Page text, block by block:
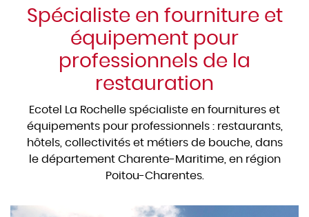
Spécialiste en fourniture et
équipement pour
professionnels de la
restauration
Ecotel La Rochelle spécialiste en fournitures et
équipements pour professionnels : restaurants,
hôtels, collectivités et métiers de bouche, dans
le département Charente-Maritime, en région
Poitou-Charentes.